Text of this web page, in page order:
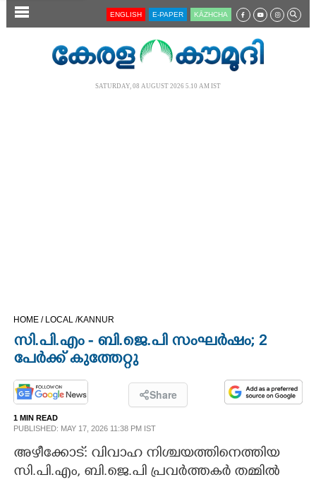
SECTIONS
LIFESTYLE
ENGLISH E-PAPER KĀZHCHA
SATURDAY, 08 AUGUST 2026 5.10 AM IST
HOME / LOCAL /KANNUR
സി.പി.എം - ബി.ജെ.പി സംഘർഷം; 2
പേർക്ക് കുത്തേറ്റു
Share
1 MIN READ
PUBLISHED: MAY 17, 2026 11:38 PM IST
അഴീക്കോട്: വിവാഹ നിശ്ചയത്തിനെത്തിയ
സി.പി.എം, ബി.ജെ.പി പ്രവർത്തകർ തമ്മിൽ